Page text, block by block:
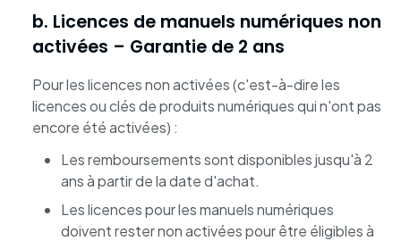
b. Licences de manuels numériques non
activées – Garantie de 2 ans
Pour les licences non activées (c'est-à-dire les
licences ou clés de produits numériques qui n'ont pas
encore été activées) :
Les remboursements sont disponibles jusqu'à 2
ans à partir de la date d'achat.
Les licences pour les manuels numériques
doivent rester non activées pour être éligibles à